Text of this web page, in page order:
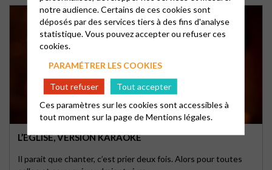
L’EGLISE, VERSION KARAOKÉ
Il parait que chanter, c’est prier deux fois. Alors pour toutes
notre audience. Certains de ces cookies sont
déposés par des services tiers à des fins d'analyse
statistique. Vous pouvez accepter ou refuser ces
cookies.
PARAMÉTRER LES COOKIES
Tout refuser
Tout accepter
Ces paramètres sur les cookies sont accessibles à
tout moment sur la page deMentions légales.